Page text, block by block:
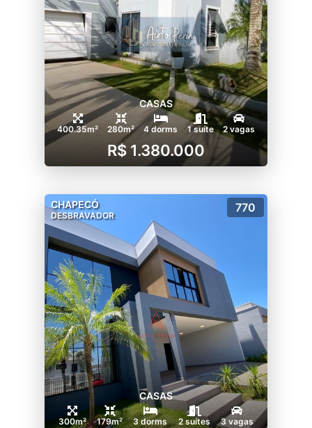
CASAS
400.35m² 280m² 4 dorms 1 suíte 2 vagas
R$ 1.380.000
CHAPECÓ
DESBRAVADOR
770
CASAS
300m² 179m² 3 dorms 2 suítes 3 vagas